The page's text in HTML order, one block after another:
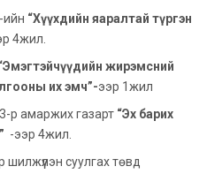
“Хүүхдийн яаралтай түргэн
4жил.
жирэмсний
их эмч”-ээр 1жил
р амаржих газарт “Эх барих
-ээр 4жил.
суулгах төвд